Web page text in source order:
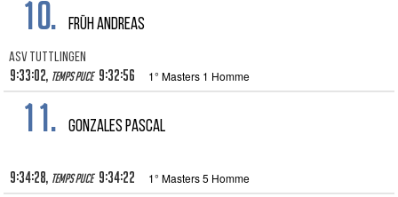
10. FRÜH ANDREAS
ASV Tuttlingen
9:33:02, Temps puce 9:32:56 1° Masters 1 Homme
11. GONZALES PASCAL
9:34:28, Temps puce 9:34:22 1° Masters 5 Homme